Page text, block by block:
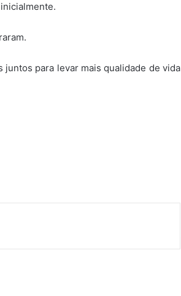
juntos para levar mais qualidade de vida